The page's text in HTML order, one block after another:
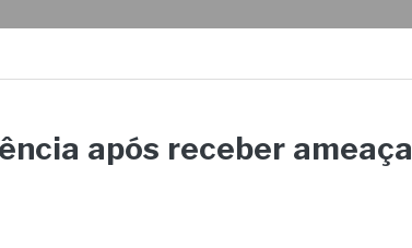
após receber ameaça